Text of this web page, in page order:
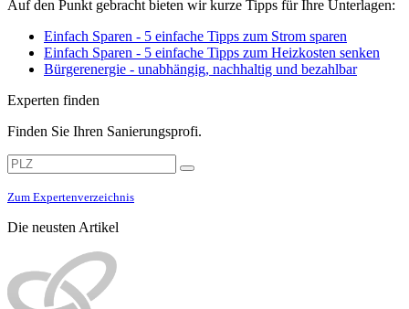
Auf den Punkt gebracht bieten wir kurze Tipps für Ihre Unterlagen:
Einfach Sparen - 5 einfache Tipps zum Strom sparen
Einfach Sparen - 5 einfache Tipps zum Heizkosten senken
Bürgerenergie - unabhängig, nachhaltig und bezahlbar
Experten finden
Finden Sie Ihren Sanierungsprofi.
Zum Expertenverzeichnis
Die neusten Artikel